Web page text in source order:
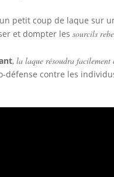
petit coup de laque sur
et dompter lessourcils
, la laque résoudra facilement
défense contre les